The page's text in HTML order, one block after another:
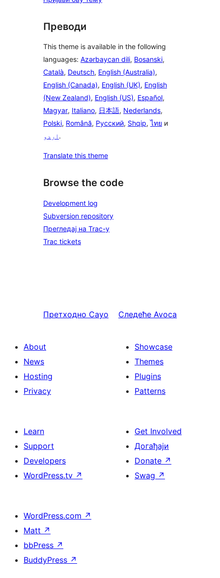
Преводи
This theme is available in the following
languages: Azərbaycan dili, Bosanski,
Català, Deutsch, English (Australia),
English (Canada), English (UK), English
(New Zealand), English (US), Español,
Magyar, Italiano, 日本語, Nederlands,
Polski, Română, Русский, Shqip,ไทย и
اردو .
Translate this theme
Browse the code
Development log
Subversion repository
Прегледај на Trac-у
Trac tickets
Претходно Cayo Следеће Avoca
About
News
Hosting
Privacy
Showcase
Themes
Plugins
Patterns
Learn
Support
Developers
WordPress.tv ↗
Get Involved
Догађаји
Donate ↗
Swag ↗
WordPress.com ↗
Matt ↗
bbPress ↗
BuddyPress ↗